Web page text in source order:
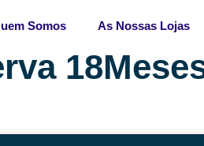
Somos As Nossas Lojas